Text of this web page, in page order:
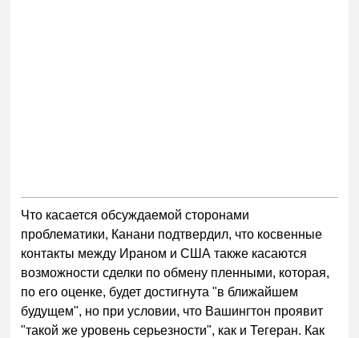
Что касается обсуждаемой сторонами
проблематики, Канани подтвердил, что косвенные
контакты между Ираном и США также касаются
возможности сделки по обмену пленными, которая,
по его оценке, будет достигнута "в ближайшем
будущем", но при условии, что Вашингтон проявит
"такой же уровень серьезности", как и Тегеран. Как